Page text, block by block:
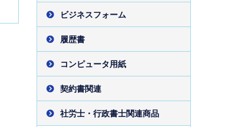
ビジネスフォーム
履歴書
コンピュータ用紙
契約書関連
社労士・行政書士関連商品